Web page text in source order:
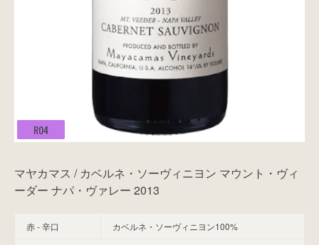
R04
マヤカマス / カベルネ・ソーヴィニヨン マウント・ヴィ
ーダー ナパ・ヴァレー 2013
赤 - 辛口 カベルネ・ソーヴィニヨン100%